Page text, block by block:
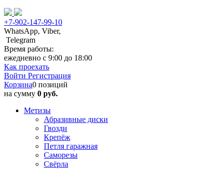
+7-902-147-99-10
WhatsApp, Viber,
Telegram
Время работы:
ежедневно с 9:00 до 18:00
Как проехать
Войти Регистрация
Корзина0 позиций
на сумму 0 руб.
Метизы
Абразивные диски
Гвозди
Крепёж
Петля гаражная
Саморезы
Свёрла